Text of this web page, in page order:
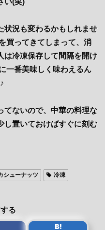
状況も変わるかもしれませ
買ってきてしまって、消
は冷凍保存して間隔を開け
一番美味しく味わえるん
てないので、中華の料理な
し置いておけばすぐに刻む
シューナッツ
冷凍
る